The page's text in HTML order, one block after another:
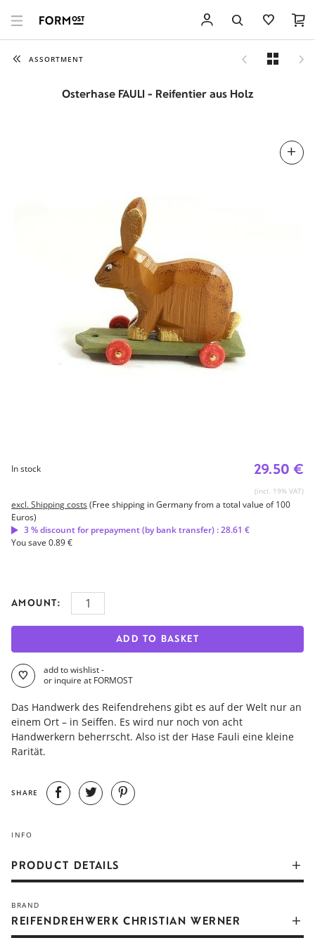
ASSORTMENT
Osterhase FAULI - Reifentier aus Holz
29.50 €
(incl. 19% VAT)
In stock
excl. Shipping costs(Free shipping in Germany from a total value of 100
Euros)
3 % discount for prepayment (by bank transfer) : 28.61 €
You save 0.89 €
AMOUNT:
ADD TO BASKET
add to wishlist -
or inquire at FORMOST
Das Handwerk des Reifendrehens gibt es auf der Welt nur an
einem Ort – in Seiffen. Es wird nur noch von acht
Handwerkern beherrscht. Also ist der Hase Fauli eine kleine
Rarität.
SHARE
INFO
PRODUCT DETAILS
einem Ort – in Seiffen. Es wird nur noch von acht
Handwerkern beherrscht. Christian Werner ist einer von
BRAND
REIFENDREHWERK CHRISTIAN WERNER